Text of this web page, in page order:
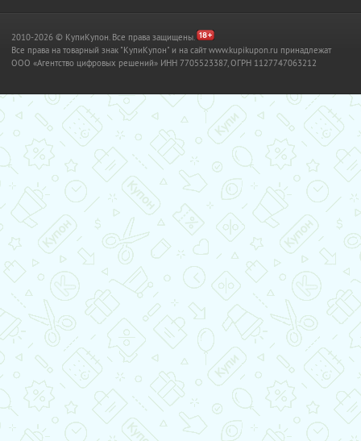
2010-2026 © КупиКупон. Все права защищены.
Все права на товарный знак "КупиКупон" и на сайт www.kupikupon.ru принадлежат
OOO «Агентство цифровых решений» ИНН 7705523387, ОГРН 1127747063212